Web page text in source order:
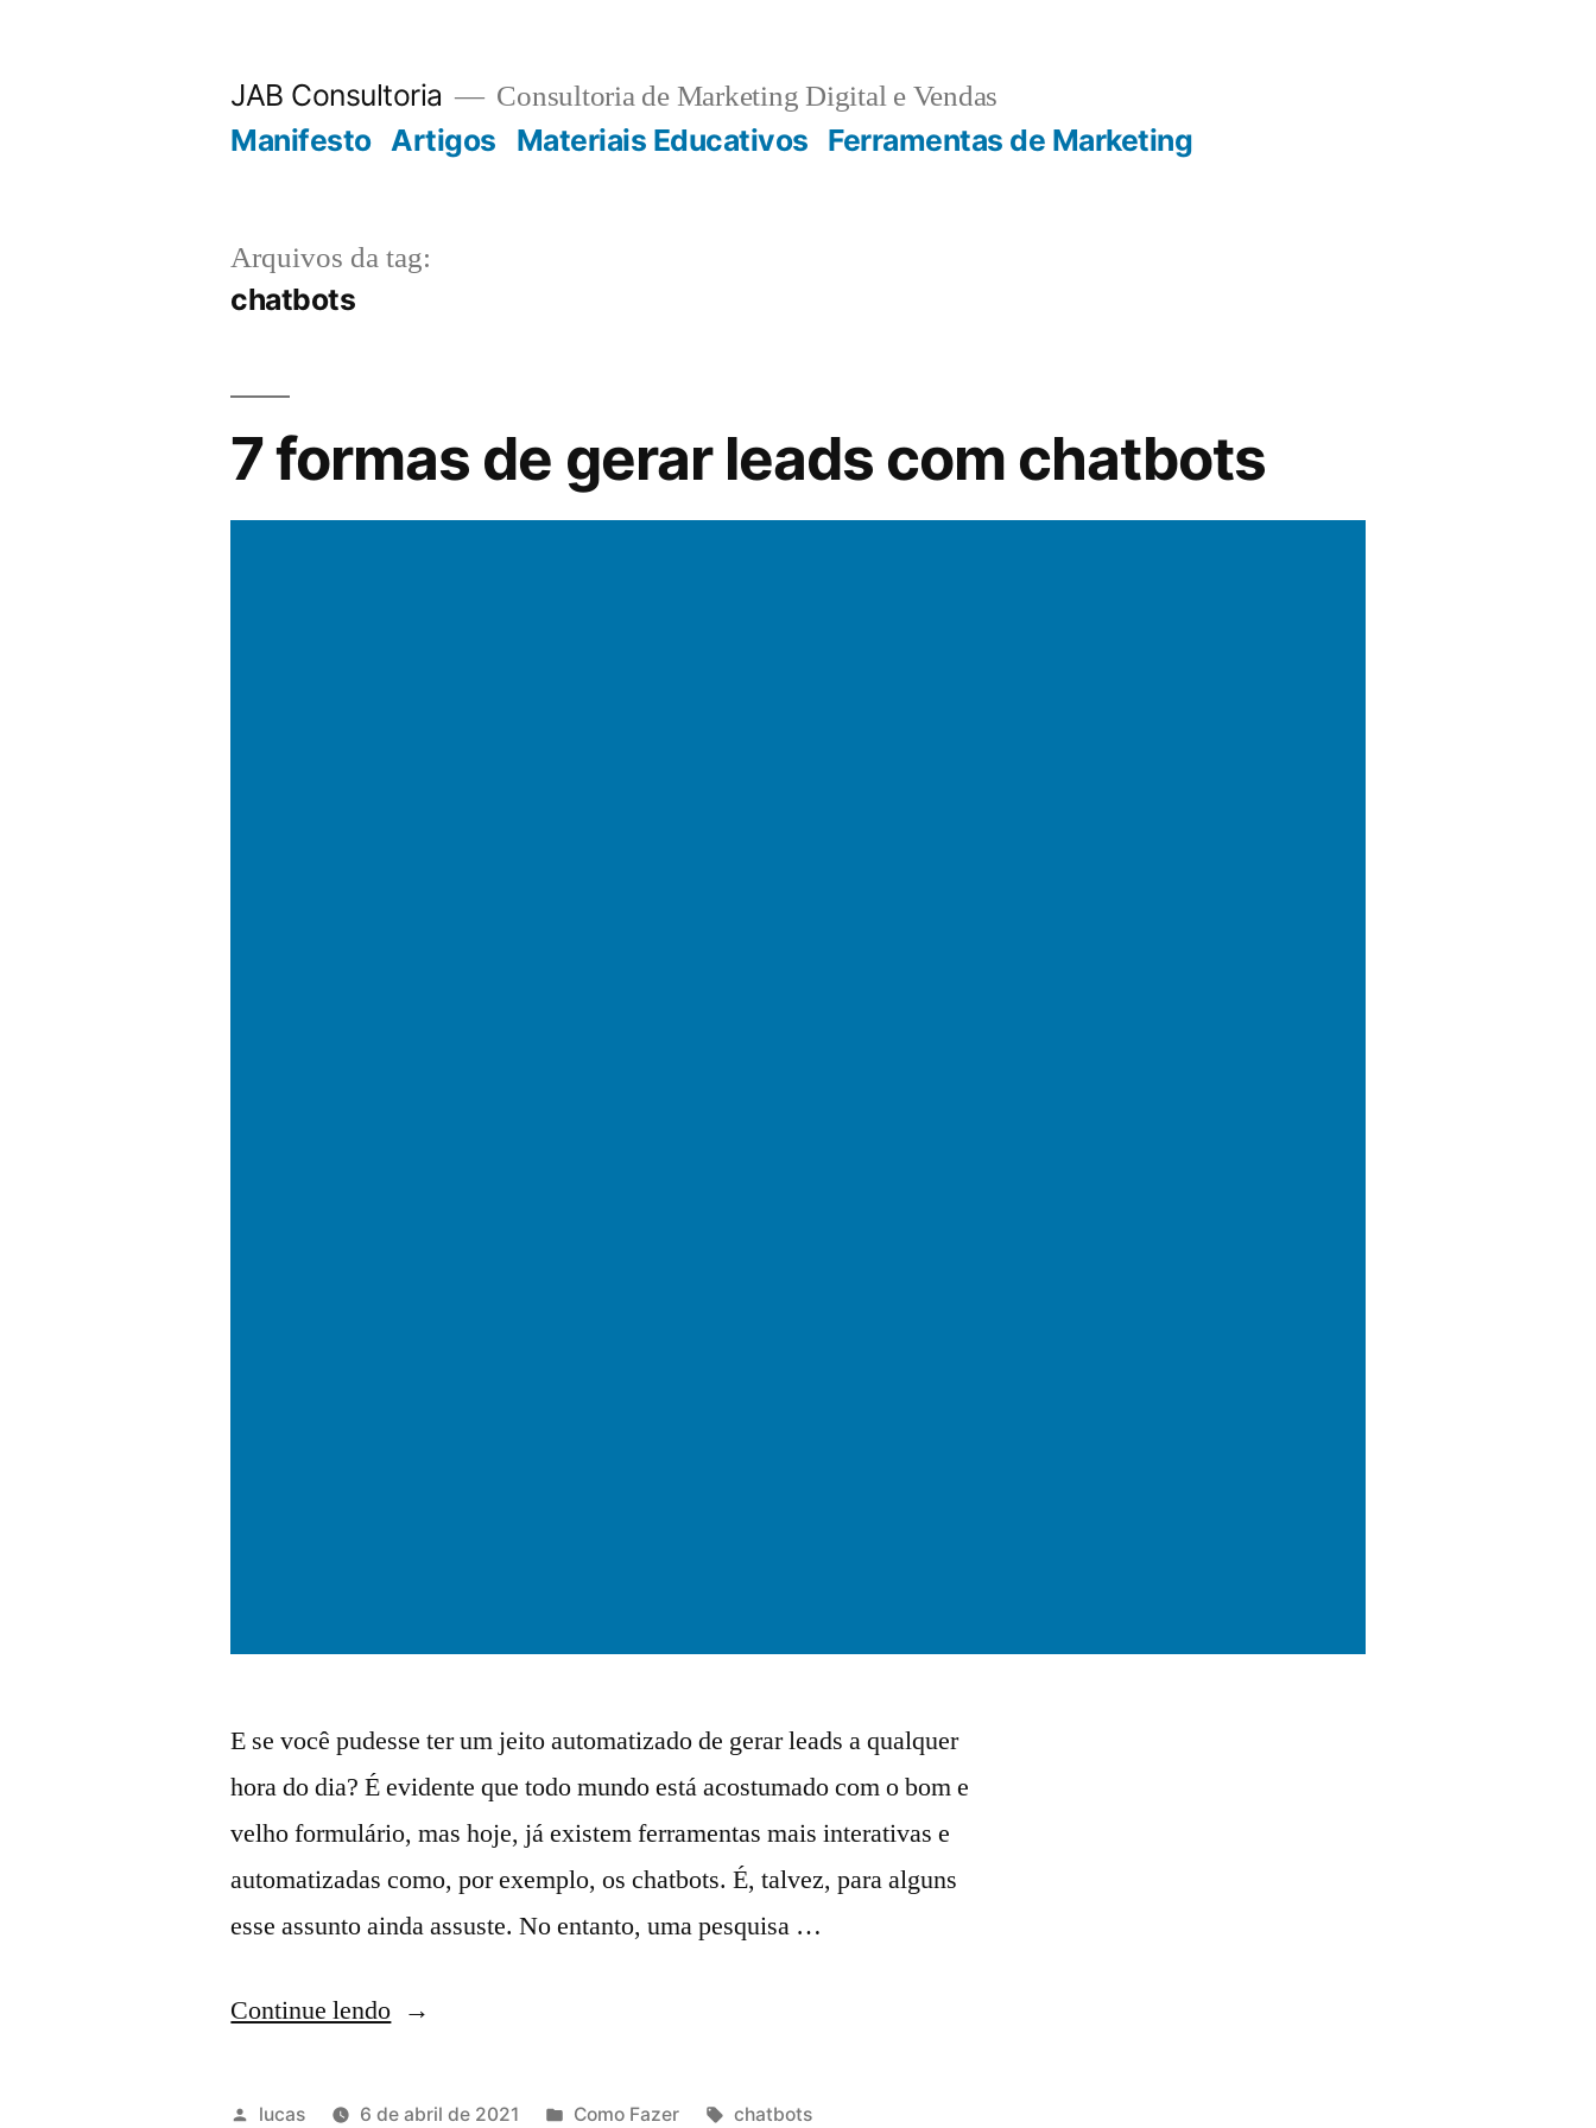
JAB Consultoria Consultoria de Marketing Digital e Vendas
Manifesto Artigos Materiais Educativos Ferramentas de Marketing
Arquivos da tag:
chatbots
7 formas de gerar leads com chatbots
E se você pudesse ter um jeito automatizado de gerar leads a qualquer
hora do dia? É evidente que todo mundo está acostumado com o bom e
velho formulário, mas hoje, já existem ferramentas mais interativas e
automatizadas como, por exemplo, os chatbots. É, talvez, para alguns
esse assunto ainda assuste. No entanto, uma pesquisa …
Continue lendo
lucas 6 de abril de 2021 Como Fazer chatbots